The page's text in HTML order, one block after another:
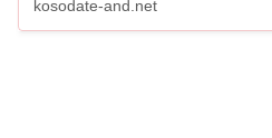
kosodate-and.net